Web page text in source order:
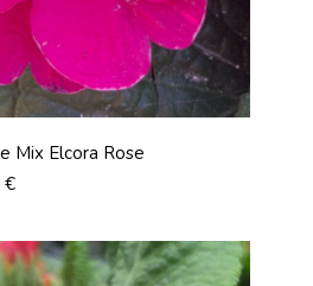
Mix Elcora Rose
€